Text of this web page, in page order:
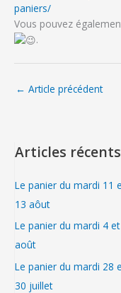
paniers/
Vous pouvez
.
← Article précédent
Articles récents
Le panier du mardi 11
13 aôut
Le panier du mardi 4
août
Le panier du mardi 28
30 juillet